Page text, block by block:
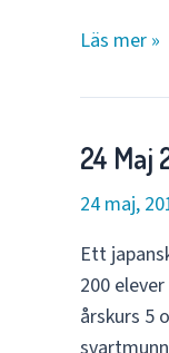
29
2017.
på
Marstrand.
Läs mer »
24 Maj
24 maj,
Ett
200
årskurs 5